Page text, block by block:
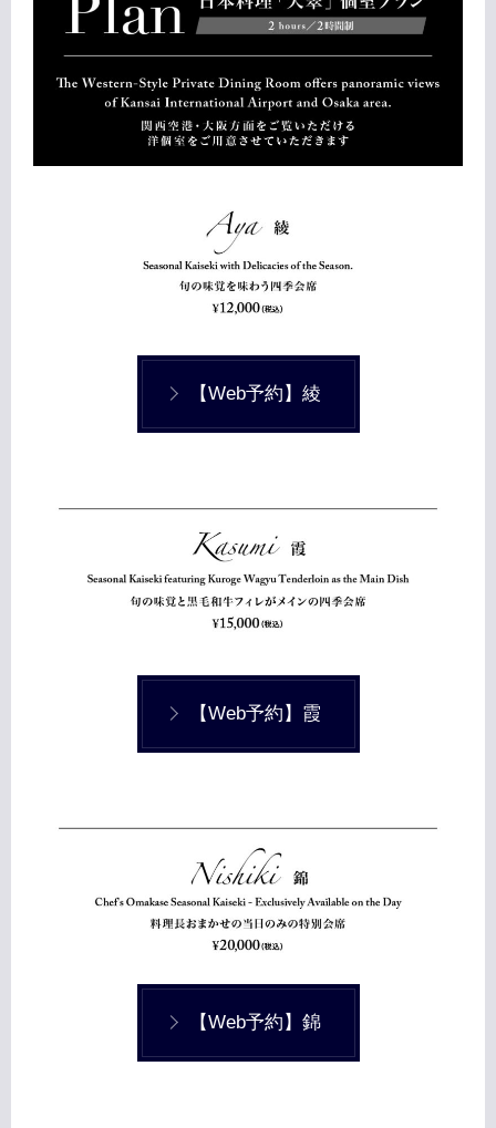
【Web予約】綾
【Web予約】霞
【Web予約】錦